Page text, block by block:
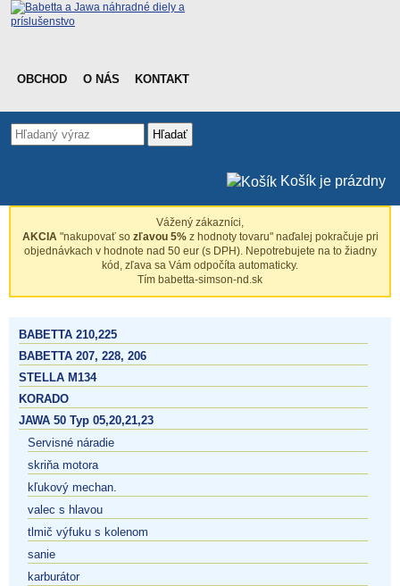
OBCHOD O NÁS KONTAKT
Hľadať
Košík je prázdny
Vážený zákazníci,
AKCIA"nakupovať so zľavou 5%z hodnoty tovaru" naďalej pokračuje pri
objednávkach v hodnote nad 50 eur (s DPH). Nepotrebujete na to žiadny
kód, zľava sa Vám odpočíta automaticky.
Tím babetta-simson-nd.sk
BABETTA 210,225
BABETTA 207, 228, 206
STELLA M134
KORADO
JAWA 50 Typ 05,20,21,23
Servisné náradie
skriňa motora
kľukový mechan.
valec s hlavou
tlmič výfuku s kolenom
sanie
karburátor